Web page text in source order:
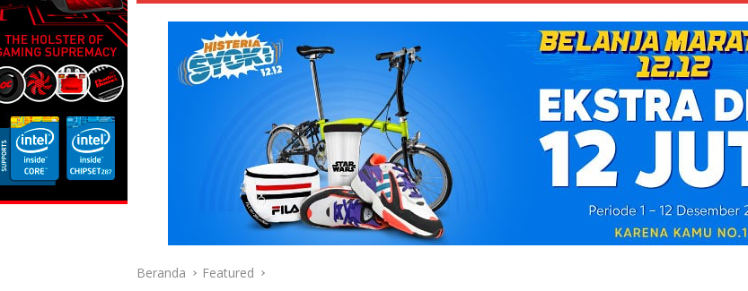
Beranda Featured